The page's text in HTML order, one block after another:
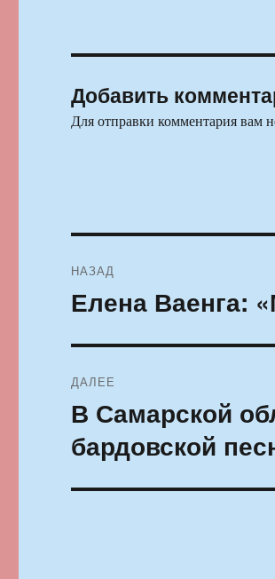
Добавить
Для отправки комментария вам
по
НАЗАД
Предыдущая
Елена Ваенга:
ДАЛЕЕ
Следующая
запись:
В Самарской
бардовской